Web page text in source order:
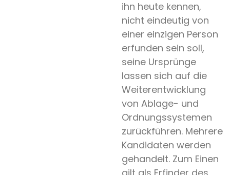
Search
ihn heute kennen,
nicht eindeutig von
einer einzigen Person
erfunden sein soll,
seine Ursprünge
lassen sich auf die
Weiterentwicklung
von Ablage- und
Ordnungssystemen
zurückführen. Mehrere
Kandidaten werden
gehandelt. Zum Einen